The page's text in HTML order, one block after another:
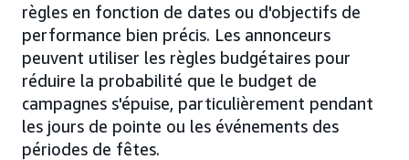
règles en fonction de dates ou d'objectifs de
performance bien précis. Les annonceurs
peuvent utiliser les règles budgétaires pour
réduire la probabilité que le budget de
campagnes s'épuise, particulièrement pendant
les jours de pointe ou les événements des
périodes de fêtes.